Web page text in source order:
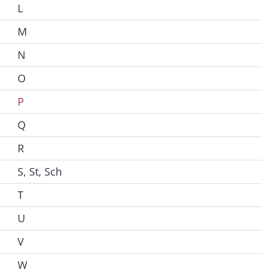
L
M
N
O
P
Q
R
S, St, Sch
T
U
V
W